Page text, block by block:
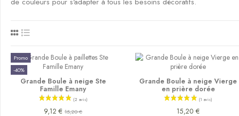
de couleurs pour s'adapter à tous les besoins décoratifs.
Promo
-40%
Grande Boule à neige Ste
Famille Emany
9,12 €15,20 €
Grande Boule à neige Vierge
en prière dorée
15,20 €